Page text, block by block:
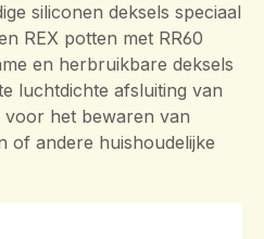
siliconen deksels speciaal
REX potten met RR60
en herbruikbare deksels
luchtdichte afsluiting van
voor het bewaren van
of andere huishoudelijke